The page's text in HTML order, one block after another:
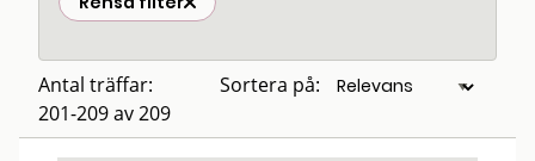
Antal träffar:
201-209 av 209
Sortera på: